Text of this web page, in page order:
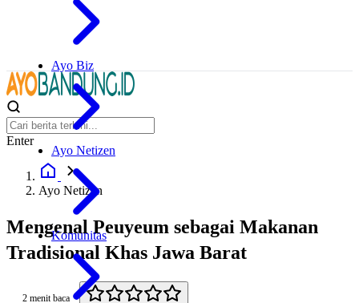
Ayo Biz
Ayo Netizen
Komunitas
Enter
Ayo Netizen
Mengenal Peuyeum sebagai Makanan
Tradisional Khas Jawa Barat
2 menit baca